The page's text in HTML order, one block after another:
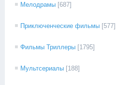
Мелодрамы [687]
Приключенческие фильмы [577]
Фильмы Триллеры [1795]
Мультсериалы [188]